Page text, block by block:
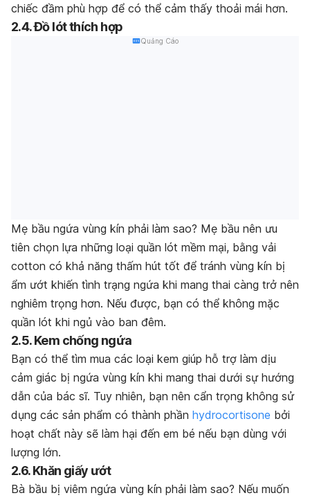
chiếc đầm phù hợp để có thể cảm thấy thoải mái hơn.
2.4. Đồ lót thích hợp
Quảng Cáo
Mẹ bầu ngứa vùng kín phải làm sao? Mẹ bầu nên ưu
tiên chọn lựa những loại quần lót mềm mại, bằng vải
cotton có khả năng thấm hút tốt để tránh vùng kín bị
ẩm ướt khiến tình trạng ngứa khi mang thai càng trở nên
nghiêm trọng hơn. Nếu được, bạn có thể không mặc
quần lót khi ngủ vào ban đêm.
2.5. Kem chống ngứa
Bạn có thể tìm mua các loại kem giúp hỗ trợ làm dịu
cảm giác bị ngứa vùng kín khi mang thai dưới sự hướng
dẫn của bác sĩ. Tuy nhiên, bạn nên cẩn trọng không sử
dụng các sản phẩm có thành phần hydrocortisone bởi
hoạt chất này sẽ làm hại đến em bé nếu bạn dùng với
lượng lớn.
2.6. Khăn giấy ướt
Bà bầu bị viêm ngứa vùng kín phải làm sao? Nếu muốn